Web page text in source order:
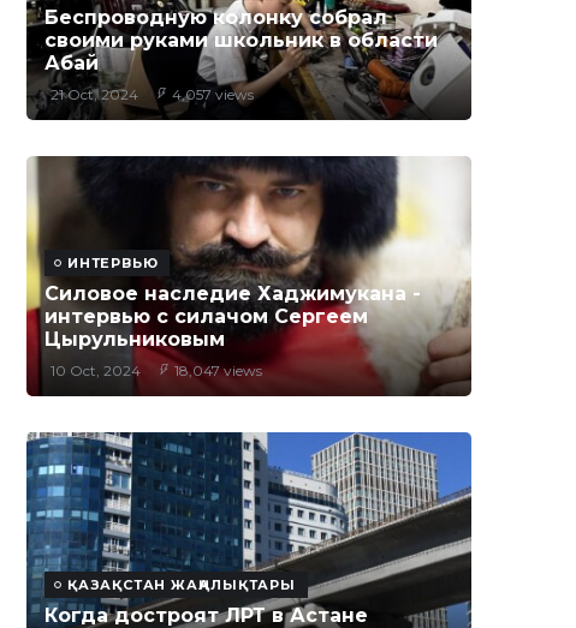
Беспроводную колонку собрал
своими руками школьник в области
Абай
21 Oct, 2024 4,057 views
ИНТЕРВЬЮ
Силовое наследие Хаджимукана -
интервью с силачом Сергеем
Цырульниковым
10 Oct, 2024 18,047 views
ҚАЗАҚСТАН ЖАҢАЛЫҚТАРЫ
Когда достроят ЛРТ в Астане